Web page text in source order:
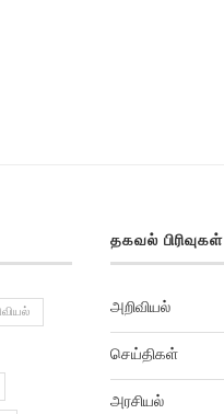
தகவல் பிரிவுகள்
அறிவியல்
செய்திகள்
அரசியல்